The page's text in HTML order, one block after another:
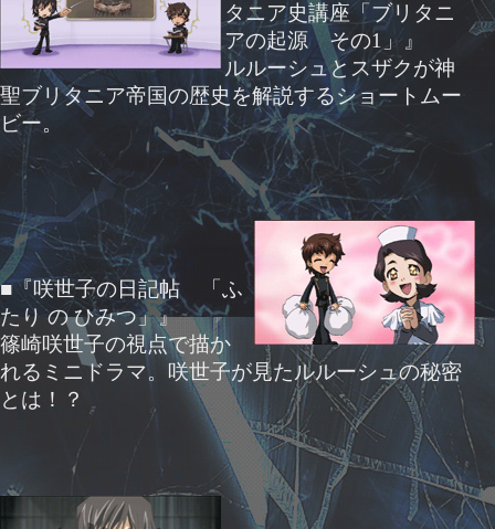
タニア史講座「ブリタニ
アの起源 その1」』
ルルーシュとスザクが神
聖ブリタニア帝国の歴史を解説するショートムー
ビー。
■『咲世子の日記帖 「ふ
たり の ひみつ」』
篠崎咲世子の視点で描か
れるミニドラマ。咲世子が見たルルーシュの秘密
とは！？